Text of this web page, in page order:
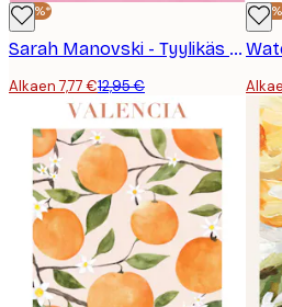
-40%*
Sarah Manovski - Tyylikäs Leopardi Koroissa Juliste
Alkaen 7,77 €12,95 €
-